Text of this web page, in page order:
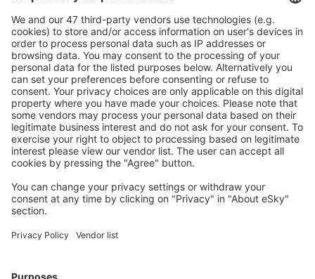
Planifică ȋn siguranţă
Rezervare fără griji cu opțiune gratuită de anulare.
Economiseşte mai mult
Prețuri atractive și oferte speciale pentru utilizatorii
conectați.
Cazarea preferată
Alege din peste 1,3 mil. de opţiuni: hoteluri, cabane,
Cele mai căutate hoteluri de către utilizatorii eSky